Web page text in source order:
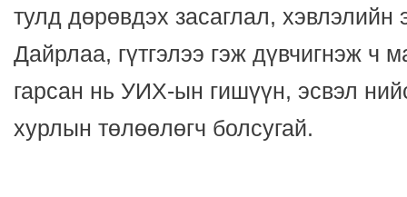
тулд дөрөвдэх засаглал, хэвлэлийн
Дайрлаа, гүтгэлээ гэж дүвчигнэж ч
гарсан нь УИХ-ын гишүүн, эсвэл
хурлын төлөөлөгч болсугай.